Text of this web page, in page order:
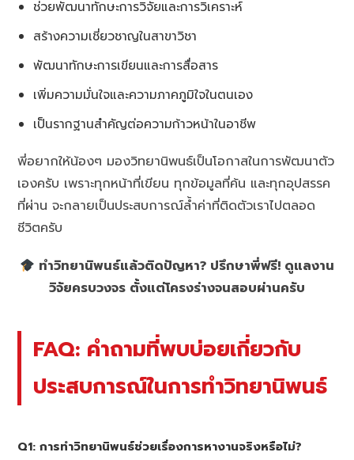
ช่วยพัฒนาทักษะการวิจัยและการวิเคราะห์
สร้างความเชี่ยวชาญในสาขาวิชา
พัฒนาทักษะการเขียนและการสื่อสาร
เพิ่มความมั่นใจและความภาคภูมิใจในตนเอง
เป็นรากฐานสำคัญต่อความก้าวหน้าในอาชีพ
พี่อยากให้น้องๆ มองวิทยานิพนธ์เป็นโอกาสในการพัฒนาตัว
เองครับ เพราะทุกหน้าที่เขียน ทุกข้อมูลที่ค้น และทุกอุปสรรค
ที่ผ่าน จะกลายเป็นประสบการณ์ล้ำค่าที่ติดตัวเราไปตลอด
ชีวิตครับ
ทำวิทยานิพนธ์แล้วติดปัญหา? ปรึกษาพี่ฟรี! ดูแลงาน
วิจัยครบวงจร ตั้งแต่โครงร่างจนสอบผ่านครับ
FAQ: คำถามที่พบบ่อยเกี่ยวกับ
ประสบการณ์ในการทำวิทยานิพนธ์
Q1: การทำวิทยานิพนธ์ช่วยเรื่องการหางานจริงหรือไม่?